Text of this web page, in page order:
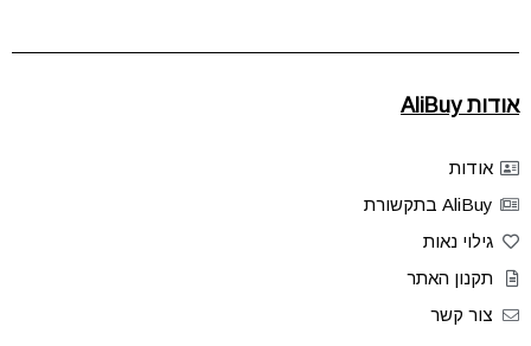
אודות AliBuy
אודות
AliBuy בתקשורת
גילוי נאות
תקנון האתר
צור קשר